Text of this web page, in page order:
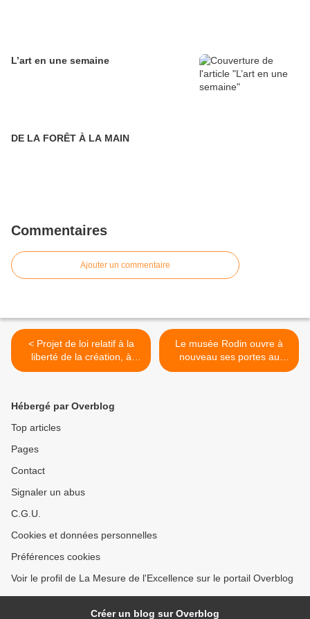
L’art en une semaine
DE LA FORÊT À LA MAIN
Commentaires
Ajouter un commentaire
< Projet de loi relatif à la
liberté de la création, à
l'architecture et au
sauvegardés ?
Le musée Rodin ouvre à
nouveau ses portes au
public >
Hébergé par Overblog
Top articles
Pages
Contact
Signaler un abus
C.G.U.
Cookies et données personnelles
Préférences cookies
Voir le profil de La Mesure de l'Excellence sur le portail Overblog
Créer un blog sur Overblog